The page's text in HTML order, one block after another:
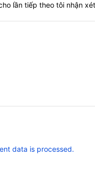
lần tiếp theo tôi nhận
data is processed.